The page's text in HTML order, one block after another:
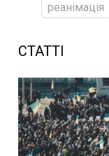
реанімація
СТАТТІ